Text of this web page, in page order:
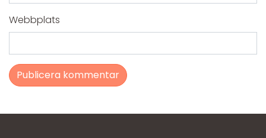
Webbplats